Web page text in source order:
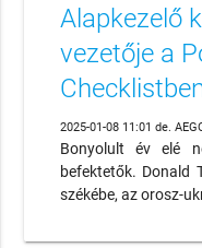
Alapkezelő
vezetője a
2025-01-08 11:01 de.
Bonyolult év elé
befektetők. Donald
székébe, az orosz-